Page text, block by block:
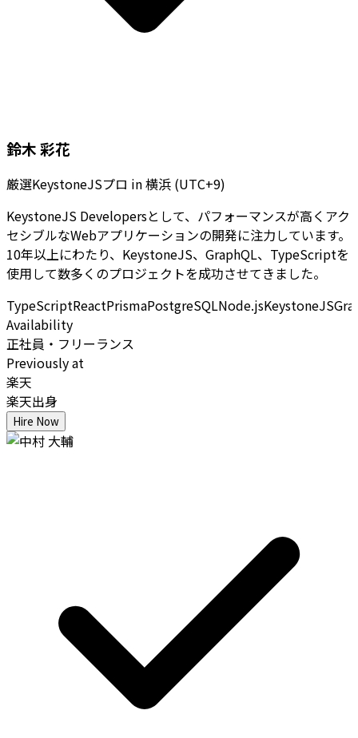
鈴木 彩花
厳選KeystoneJSプロ in横浜 (UTC+9)
KeystoneJS Developersとして、パフォーマンスが高くアク
セシブルなWebアプリケーションの開発に注力しています。
10年以上にわたり、KeystoneJS、GraphQL、TypeScriptを
使用して数多くのプロジェクトを成功させてきました。
TypeScriptReactPrismaPostgreSQLNode.jsKeystoneJS
Availability
正社員・フリーランス
Previously at
楽天
楽天出身
Hire Now